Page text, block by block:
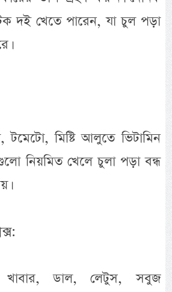
দই খেতে পারেন, যা চুল পড়া
টমেটো, মিষ্টি আলুতে ভিটামিন
নিয়মিত খেলে চুলা পড়া বন্ধ
খাবার, ডাল, লেটুস, সবুজ